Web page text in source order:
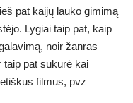
pat kaijų lauko gimimą
Lygiai taip pat, kaip
noir žanras
taip pat sukūrė kai
filmus, pvz